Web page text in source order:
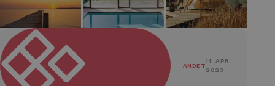
ANDET
11. APR
2023